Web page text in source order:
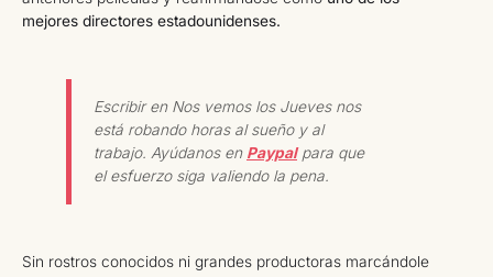
mejores directores estadounidenses.
Escribir en Nos vemos los Jueves nos
está robando horas al sueño y al
trabajo. Ayúdanos en Paypalpara que
el esfuerzo siga valiendo la pena.
Sin rostros conocidos ni grandes productoras marcándole